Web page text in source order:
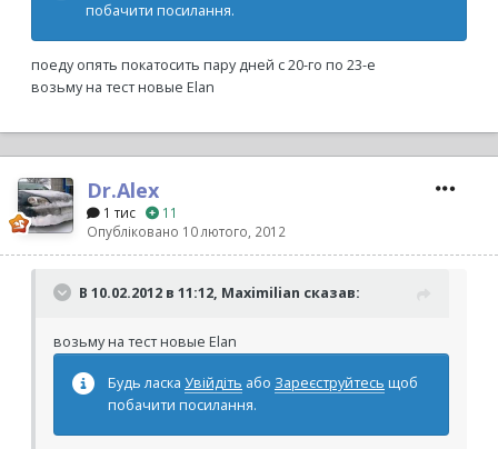
побачити посилання.
поеду опять покатосить пару дней с 20-го по 23-е
возьму на тест новые Elan
Dr.Alex
1 тис
11
Опубліковано 10 лютого, 2012
В 10.02.2012 в 11:12, Maximilian сказав:
возьму на тест новые Elan
Будь ласка Увійдіть або Зареєструйтесь щоб
побачити посилання.